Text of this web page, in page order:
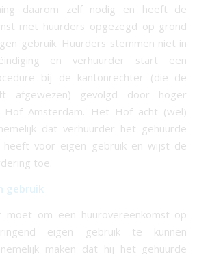
daarom zelf nodig en heeft de
met huurders opgezegd op grond
gebruik. Huurders stemmen niet in
en verhuurder start een
bij de kantonrechter (die de
afgewezen) gevolgd door hoger
Amsterdam. Het Hof acht (wel)
dat verhuurder het gehuurde
heeft voor eigen gebruik en wijst de
toe.
gebruik
moet om een huurovereenkomst op
eigen gebruik te kunnen
maken dat hij het gehuurde